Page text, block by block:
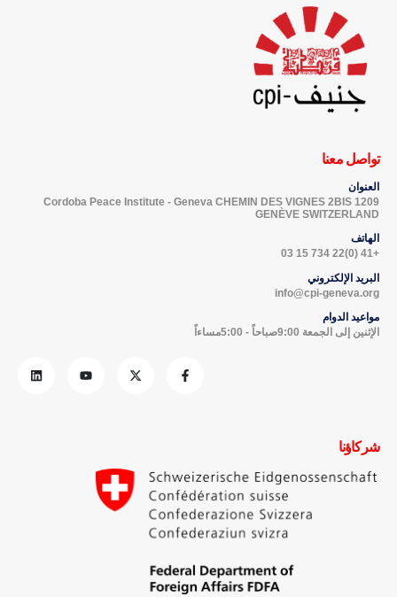
تواصل معنا
العنوان
Cordoba Peace Institute - Geneva CHEMIN DES VIGNES 2BIS 1209
GENÈVE SWITZERLAND
الهاتف
+41 (0)22 734 15 03
البريد الإلكتروني
info@cpi-geneva.org
مواعيد الدوام
الإثنين إلى الجمعة 9:00صباحاً - 5:00مساءاً
شركاؤنا